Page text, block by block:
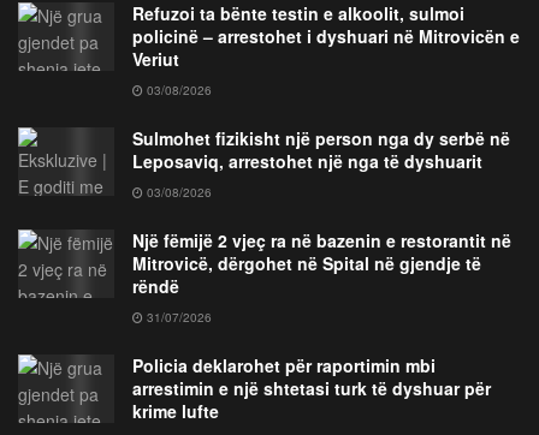
Refuzoi ta bënte testin e alkoolit, sulmoi
policinë – arrestohet i dyshuari në Mitrovicën e
Veriut
03/08/2026
Sulmohet fizikisht një person nga dy serbë në
Leposaviq, arrestohet një nga të dyshuarit
03/08/2026
Një fëmijë 2 vjeç ra në bazenin e restorantit në
Mitrovicë, dërgohet në Spital në gjendje të
rëndë
31/07/2026
Policia deklarohet për raportimin mbi
arrestimin e një shtetasi turk të dyshuar për
krime lufte